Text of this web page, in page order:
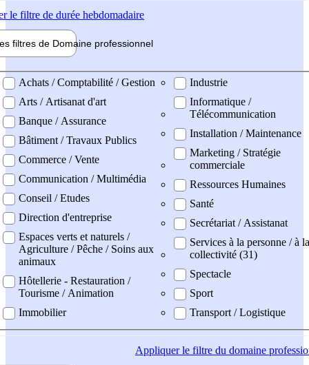
le filtre de durée hebdomadaire
filtres de Domaine professionnel
professionel
Achats / Comptabilité / Gestion
Arts / Artisanat d'art
Banque / Assurance
Bâtiment / Travaux Publics
Commerce / Vente
Communication / Multimédia
Conseil / Etudes
Direction d'entreprise
Espaces verts et naturels /
Agriculture / Pêche / Soins aux
animaux
Hôtellerie - Restauration /
Tourisme / Animation
Immobilier
Industrie
Informatique /
Télécommunication
Installation / Maintenance
Marketing / Stratégie
commerciale
Ressources Humaines
Santé
Secrétariat / Assistanat
Services à la personne / à la
collectivité (31)
Spectacle
Sport
Transport / Logistique
Appliquerle filtre du domaine